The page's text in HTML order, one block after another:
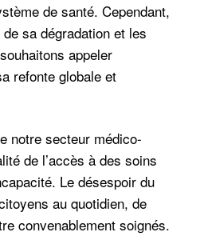
de santé. Cependant,
sa dégradation et les
appeler
refonte globale et
notre secteur médico-
de l’accès à des soins
Le désespoir du
au quotidien, de
convenablement soignés.